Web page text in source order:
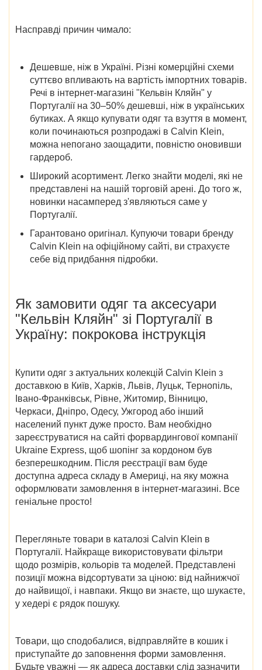
Насправді причин чимало:
Дешевше, ніж в Україні. Різні комерційні схеми
суттєво впливають на вартість імпортних товарів.
Речі в інтернет-магазині "Кельвін Кляйн" у
Португалії на 30–50% дешевші, ніж в українських
бутиках. А якщо купувати одяг та взуття в момент,
коли починаються розпродажі в Calvin Klein,
можна непогано заощадити, повністю оновивши
гардероб.
Широкий асортимент. Легко знайти моделі, які не
представлені на нашій торговій арені. До того ж,
новинки насамперед з'являються саме у
Португалії.
Гарантовано оригінал. Купуючи товари бренду
Calvin Klein на офіційному сайті, ви страхуєте
себе від придбання підробки.
Як замовити одяг та аксесуари
"Кельвін Кляйн" зі Португалії в
Україну: покрокова інструкція
Купити одяг з актуальних колекцій Calvin Klein з
доставкою в Київ, Харків, Львів, Луцьк, Тернопіль,
Івано-Франківськ, Рівне, Житомир, Вінницю,
Черкаси, Дніпро, Одесу, Ужгород або інший
населений пункт дуже просто. Вам необхідно
зареєструватися на сайті форвардингової компанії
Ukraine Express, щоб шопінг за кордоном був
безперешкодним. Після реєстрації вам буде
доступна адреса складу в Америці, на яку можна
оформлювати замовлення в інтернет-магазині. Все
геніальне просто!
Перегляньте товари в каталозі Calvin Klein в
Португалії. Найкраще використовувати фільтри
щодо розмірів, кольорів та моделей. Представлені
позиції можна відсортувати за ціною: від найнижчої
до найвищої, і навпаки. Якщо ви знаєте, що шукаєте,
у хедері є рядок пошуку.
Товари, що сподобалися, відправляйте в кошик і
приступайте до заповнення форми замовлення.
Будьте уважні — як адреса доставки слід зазначити